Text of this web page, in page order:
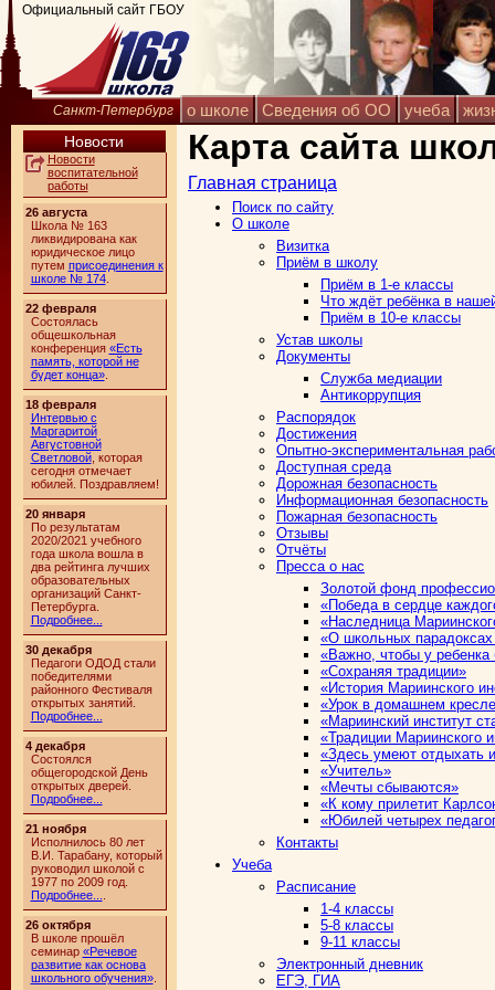
Официальный сайт ГБОУ
Санкт-Петербург о школе Сведения об ОО учеба
Новости
Новости
воспитательной
работы
26 августа
Школа № 163
ликвидирована как
юридическое лицо
путем присоединения к
школе № 174.
22 февраля
Состоялась
общешкольная
конференция «Есть
память, которой не
будет конца».
18 февраля
Интервью с
Маргаритой
Августовной
Светловой, которая
сегодня отмечает
юбилей. Поздравляем!
20 января
По результатам
2020/2021 учебного
года школа вошла в
два рейтинга лучших
образовательных
организаций Санкт-
Петербурга.
Подробнее...
30 декабря
Педагоги ОДОД стали
победителями
районного Фестиваля
открытых занятий.
Подробнее...
4 декабря
Состоялся
общегородской День
открытых дверей.
Подробнее...
21 ноября
Исполнилось 80 лет
В.И. Тарабану, который
руководил школой с
1977 по 2009 год.
Подробнее...
26 октября
В школе прошёл
семинар «Речевое
развитие как основа
школьного обучения».
Карта сайта
Главная страница
Поиск по сайту
О школе
Визитка
Приём в школу
Приём в 1-е классы
Что ждёт ребёнка в
Приём в 10-е классы
Устав школы
Документы
Служба медиации
Антикоррупция
Распорядок
Достижения
Опытно-экспериментальная
Доступная среда
Дорожная безопасность
Информационная безопасность
Пожарная безопасность
Отзывы
Отчёты
Пресса о нас
Золотой фонд
«Победа в сердце
«Наследница
«О школьных
«Важно, чтобы у
«Сохраняя традиции»
«История Мариинского
«Урок в домашнем
«Мариинский институт
«Традиции Мариинского
«Здесь умеют отдыхать
«Учитель»
«Мечты сбываются»
«К кому прилетит
«Юбилей четырех
Контакты
Учеба
Расписание
1-4 классы
5-8 классы
9-11 классы
Электронный дневник
ЕГЭ, ГИА